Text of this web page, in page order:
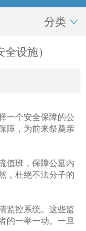
分类 
设施）
一个安全保障的公
障，为前来祭奠亲
值班，保障公墓内
，杜绝不法分子的
监控系统。这些监
的一举一动。一旦